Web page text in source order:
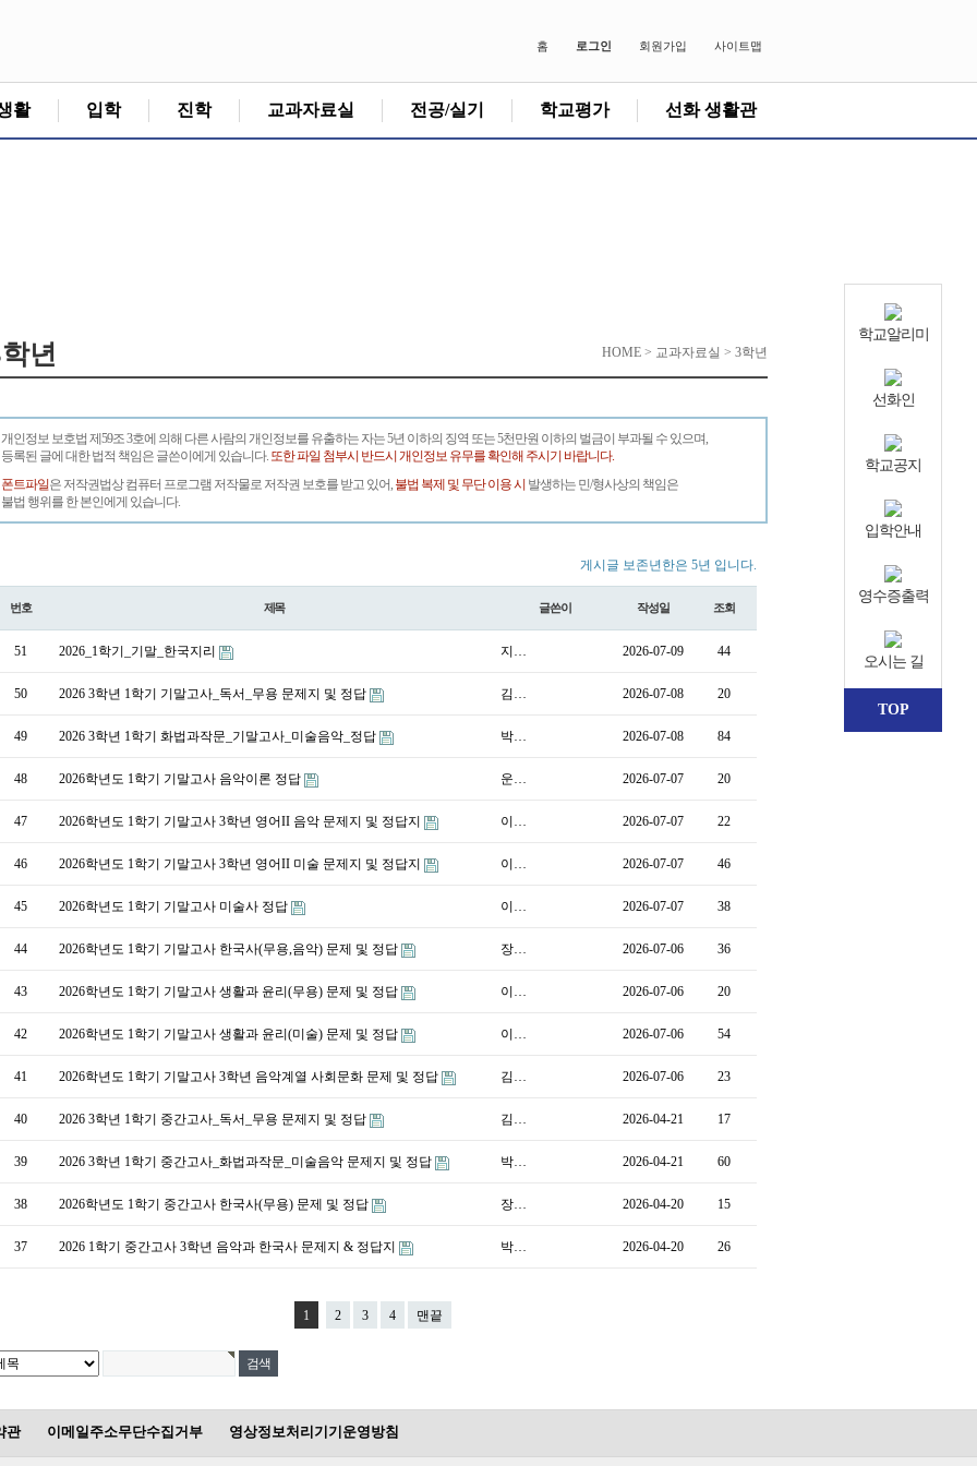
홈 로그인 회원가입 사이트맵
활 입학 진학 교과자료실 전공/실기 학교평가 선화 생활관
년 HOME > 교과자료실 > 3학년
개인정보 보호법 제59조 3호에 의해 다른 사람의 개인정보를 유출하는 자는 5년 이하의 징역 또는 5천만원 이하의 벌금이 부과될 수 있으며,
등록된 글에 대한 법적 책임은 글쓴이에게 있습니다. 또한 파일 첨부시 반드시 개인정보 유무를 확인해 주시기 바랍니다.
폰트파일은 저작권법상 컴퓨터 프로그램 저작물로 저작권 보호를 받고 있어, 불법 복제 및 무단 이용 시 발생하는 민/형사상의 책임은
불법 행위를 한 본인에게 있습니다.
게시글 보존년한은 5년 입니다.
번호 제목 글쓴이 작성일 조회
51 2026_1학기_기말_한국지리 지… 2026-07-09 44
50 2026 3학년 1학기 기말고사_독서_무용 문제지 및 정답 김… 2026-07-08 20
49 2026 3학년 1학기 화법과작문_기말고사_미술음악_정답 박… 2026-07-08 84
48 2026학년도 1학기 기말고사 음악이론 정답 운… 2026-07-07 20
47 2026학년도 1학기 기말고사 3학년 영어II 음악 문제지 및 정답지​ 이… 2026-07-07 22
46 2026학년도 1학기 기말고사 3학년 영어II 미술 문제지 및 정답지 이… 2026-07-07 46
45 2026학년도 1학기 기말고사 미술사 정답 이… 2026-07-07 38
44 2026학년도 1학기 기말고사 한국사(무용,음악) 문제 및 정답 장… 2026-07-06 36
43 2026학년도 1학기 기말고사 생활과 윤리(무용) 문제 및 정답 이… 2026-07-06 20
42 2026학년도 1학기 기말고사 생활과 윤리(미술) 문제 및 정답 이… 2026-07-06 54
41 2026학년도 1학기 기말고사 3학년 음악계열 사회문화 문제 및 정답 김… 2026-07-06 23
40 2026 3학년 1학기 중간고사_독서_무용 문제지 및 정답 김… 2026-04-21 17
39 2026 3학년 1학기 중간고사_화법과작문_미술음악 문제지 및 정답 박… 2026-04-21 60
38 2026학년도 1학기 중간고사 한국사(무용) 문제 및 정답 장… 2026-04-20 15
37 2026 1학기 중간고사 3학년 음악과 한국사 문제지 & 정답지 박… 2026-04-20 26
1 2 3 4 맨끝
관 이메일주소무단수집거부 영상정보처리기기운영방침
학교알리미
선화인
학교공지
입학안내
영수증출력
오시는 길
TOP